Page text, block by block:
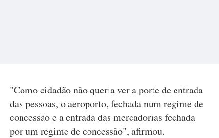
"Como cidadão não queria ver a porte de entrada
das pessoas, o aeroporto, fechada num regime de
concessão e a entrada das mercadorias fechada
por um regime de concessão", afirmou.